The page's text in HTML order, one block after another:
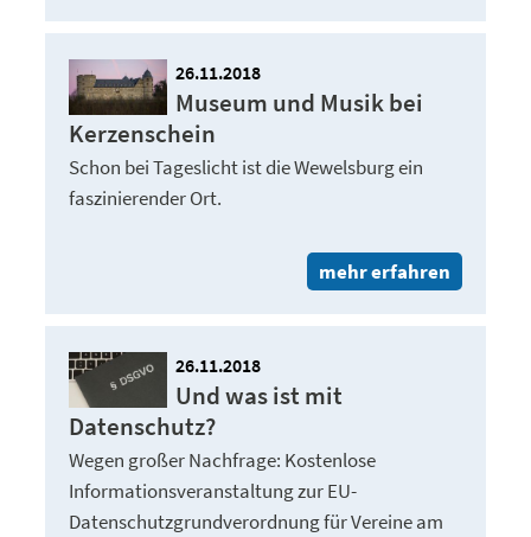
26.11.2018
Museum und Musik bei
Kerzenschein
Schon bei Tageslicht ist die Wewelsburg ein
faszinierender Ort.
mehr erfahren
26.11.2018
Und was ist mit
Datenschutz?
Wegen großer Nachfrage: Kostenlose
Informationsveranstaltung zur EU-
Datenschutzgrundverordnung für Vereine am